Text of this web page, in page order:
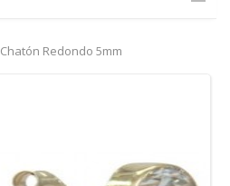
Chatón Redondo 5mm